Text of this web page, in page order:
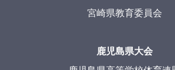
宮崎県教育委員会
鹿児島県大会